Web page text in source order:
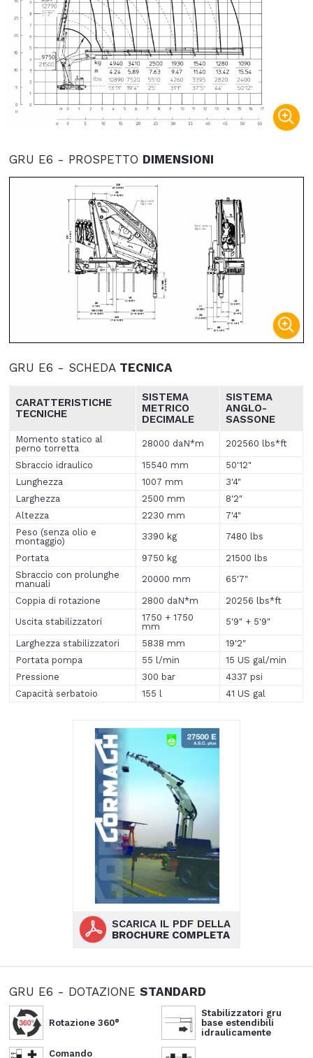
GRU E6 - PROSPETTO DIMENSIONI
GRU E6 - SCHEDA TECNICA
CARATTERISTICHE
TECNICHE
SISTEMA
METRICO
DECIMALE
SISTEMA
ANGLO-
SASSONE
Momento statico al
perno torretta
28000 daN*m 202560 lbs*ft
Sbraccio idraulico 15540 mm
50'12"
Lunghezza
1007 mm
3'4"
Larghezza
2500 mm
8'2"
Altezza
2230 mm
7'4"
Peso (senza olio e
montaggio)
3390 kg 7480 lbs
Portata 9750 kg
21500 lbs
Sbraccio con prolunghe
manuali
20000 mm 65'7"
Coppia di rotazione 2800 daN*m
20256 lbs*ft
Uscita stabilizzatori
1750 + 1750
mm
5'9" + 5'9"
Larghezza stabilizzatori 5838 mm
19'2"
Portata pompa
55 l/min
15 US gal/min
Pressione
300 bar
4337 psi
Capacità serbatoio
155 l 41 US gal
SCARICA IL PDF DELLA
BROCHURE COMPLETA
GRU E6 - DOTAZIONESTANDARD
Rotazione 360°
Stabilizzatori gru
base estendibili
idraulicamente
Comando